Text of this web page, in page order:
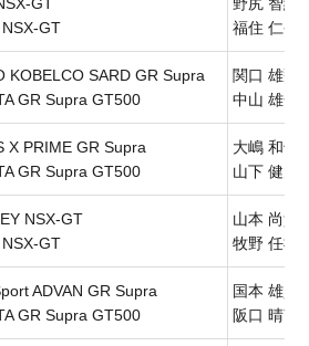
GT
福住 仁嶺
KOBELCO SARD GR Supra
GR Supra GT500
関口 雄飛
中山 雄一
X PRIME GR Supra
GR Supra GT500
大嶋 和也
山下 健太
NSX-GT
GT
山本 尚貴
牧野 任祐
ADVAN GR Supra
GR Supra GT500
国本 雄資
阪口 晴南